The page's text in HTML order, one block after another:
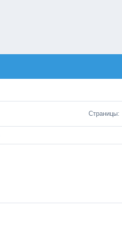
Страницы: